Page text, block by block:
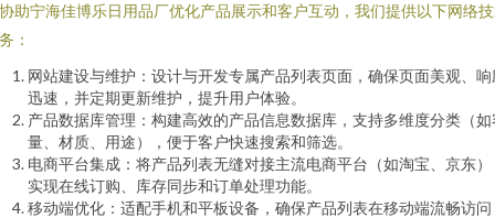
助宁海佳博乐日用品厂优化产品展示和客户互动，我们提供以下网络
：
网站建设与维护：设计与开发专属产品列表页面，确保页面美观、响
迅速，并定期更新维护，提升用户体验。
产品数据库管理：构建高效的产品信息数据库，支持多维度分类（如
量、材质、用途），便于客户快速搜索和筛选。
电商平台集成：将产品列表无缝对接主流电商平台（如淘宝、京东）
实现在线订购、库存同步和订单处理功能。
移动端优化：适配手机和平板设备，确保产品列表在移动端流畅访问